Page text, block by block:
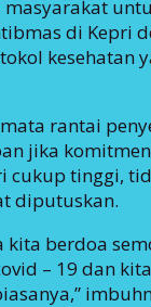
di Kepri
kesehatan
rantai
jika
cukup tinggi,
diputuskan.
kita berdoa
– 19 dan